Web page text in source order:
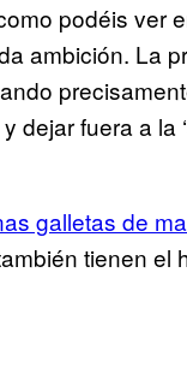
podéis ver
ambición. La
y dejar fuera a la
galletas de
tienen el